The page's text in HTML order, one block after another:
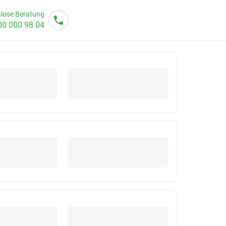
Beratung
000 98 04